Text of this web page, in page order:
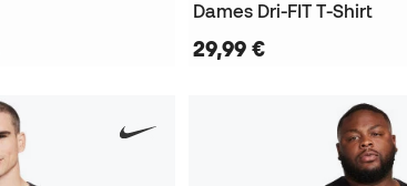
Dames Dri-FIT T-Shirt
29,99 €